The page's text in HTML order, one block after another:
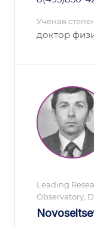
Учёная
доктор
Leading
Observatory,